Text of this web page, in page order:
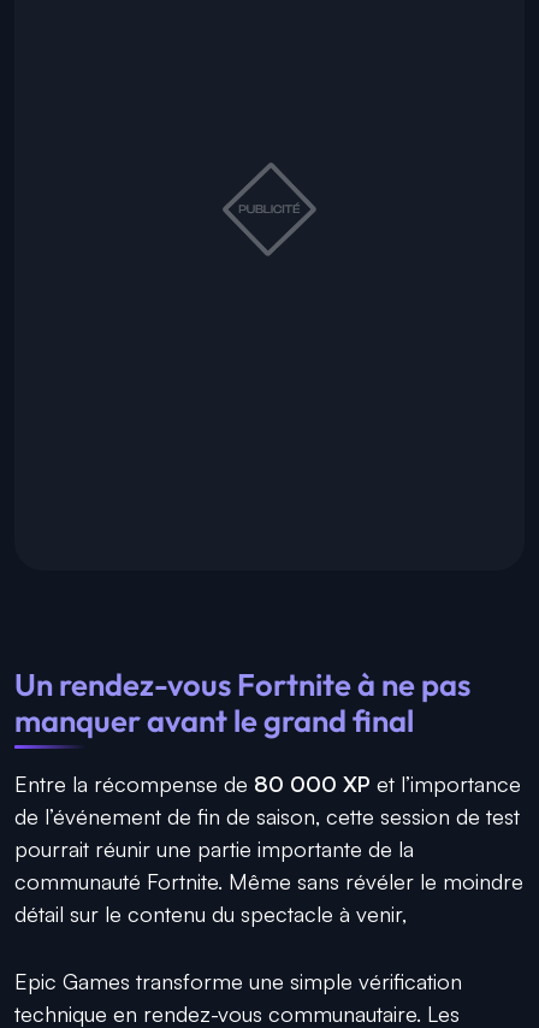
Un rendez-vous Fortnite à ne pas
manquer avant le grand final
Entre la récompense de 80 000 XP et l’importance
de l’événement de fin de saison, cette session de test
pourrait réunir une partie importante de la
communauté Fortnite. Même sans révéler le moindre
détail sur le contenu du spectacle à venir,
Epic Games transforme une simple vérification
technique en rendez-vous communautaire. Les